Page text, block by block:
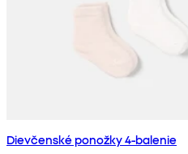
Dievčenské ponožky 4-balenie